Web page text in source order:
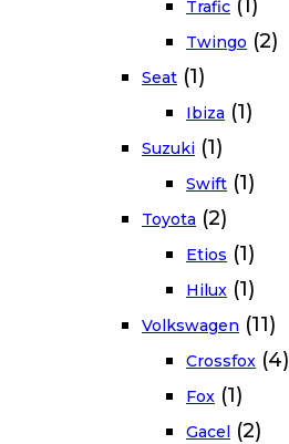
Trafic (1)
Twingo (2)
Seat (1)
Ibiza (1)
Suzuki (1)
Swift (1)
Toyota (2)
Etios (1)
Hilux (1)
Volkswagen (11)
Crossfox (4)
Fox (1)
Gacel (2)